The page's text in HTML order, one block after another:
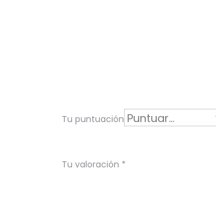
r
c
Tu puntuación
Tu valoración *